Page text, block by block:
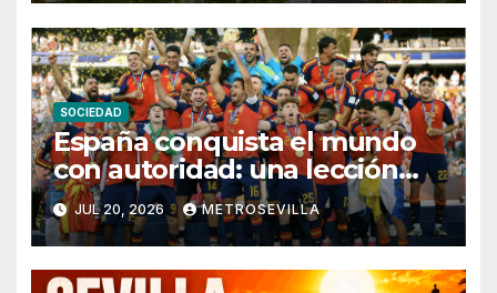
SOCIEDAD
España conquista el mundo
con autoridad: una lección
colectiva ante una Argentina
sin fútbol y sin respuestas
JUL 20, 2026 METROSEVILLA